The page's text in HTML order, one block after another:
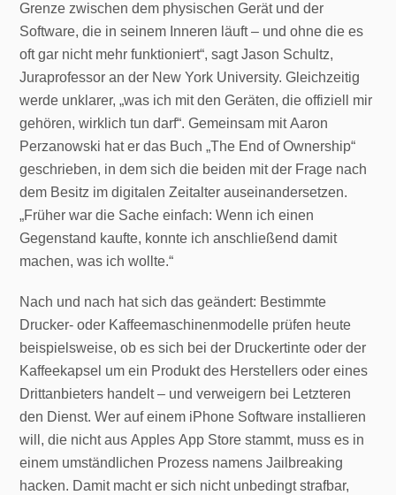
Grenze zwischen dem physischen Gerät und der
Software, die in seinem Inneren läuft – und ohne die es
oft gar nicht mehr funktioniert“, sagt Jason Schultz,
Juraprofessor an der New York University. Gleichzeitig
werde unklarer, „was ich mit den Geräten, die offiziell mir
gehören, wirklich tun darf“. Gemeinsam mit Aaron
Perzanowski hat er das Buch „The End of Ownership“
geschrieben, in dem sich die beiden mit der Frage nach
dem Besitz im digitalen Zeitalter auseinandersetzen.
„Früher war die Sache einfach: Wenn ich einen
Gegenstand kaufte, konnte ich anschließend damit
machen, was ich wollte.“
Nach und nach hat sich das geändert: Bestimmte
Drucker- oder Kaffeemaschinenmodelle prüfen heute
beispielsweise, ob es sich bei der Druckertinte oder der
Kaffeekapsel um ein Produkt des Herstellers oder eines
Drittanbieters handelt – und verweigern bei Letzteren
den Dienst. Wer auf einem iPhone Software installieren
will, die nicht aus Apples App Store stammt, muss es in
einem umständlichen Prozess namens Jailbreaking
hacken. Damit macht er sich nicht unbedingt strafbar,